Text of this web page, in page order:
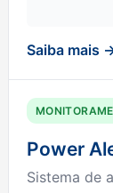
Saiba mais
Power
Sistema de